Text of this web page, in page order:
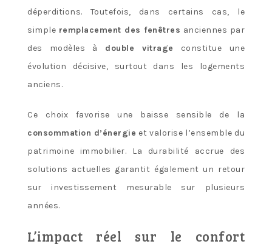
déperditions. Toutefois, dans certains cas, le
simple remplacement des fenêtres anciennes par
des modèles à double vitrage constitue une
évolution décisive, surtout dans les logements
anciens.
Ce choix favorise une baisse sensible de la
consommation d’énergie et valorise l’ensemble du
patrimoine immobilier. La durabilité accrue des
solutions actuelles garantit également un retour
sur investissement mesurable sur plusieurs
années.
L’impact réel sur le confort